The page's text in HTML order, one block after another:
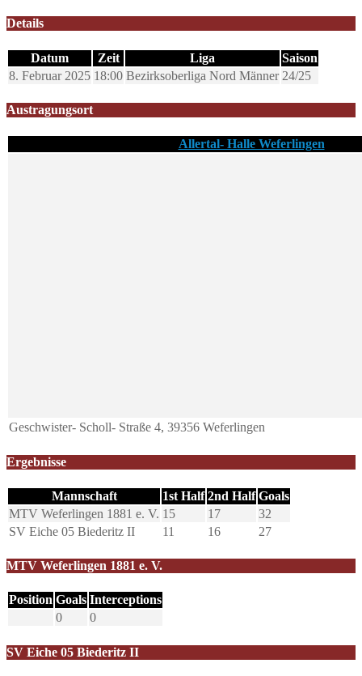
Details
Datum Zeit Liga
Saison
8. Februar 2025 18:00 Bezirksoberliga Nord Männer 24/25
Austragungsort
Allertal- Halle Weferlingen
Geschwister- Scholl- Straße 4, 39356 Weferlingen
Ergebnisse
Mannschaft 1st Half 2nd Half Goals
MTV Weferlingen 1881 e. V. 15 17
32
SV Eiche 05 Biederitz II
11 16 27
MTV Weferlingen 1881 e. V.
Position Goals Interceptions
0
0
SV Eiche 05 Biederitz II